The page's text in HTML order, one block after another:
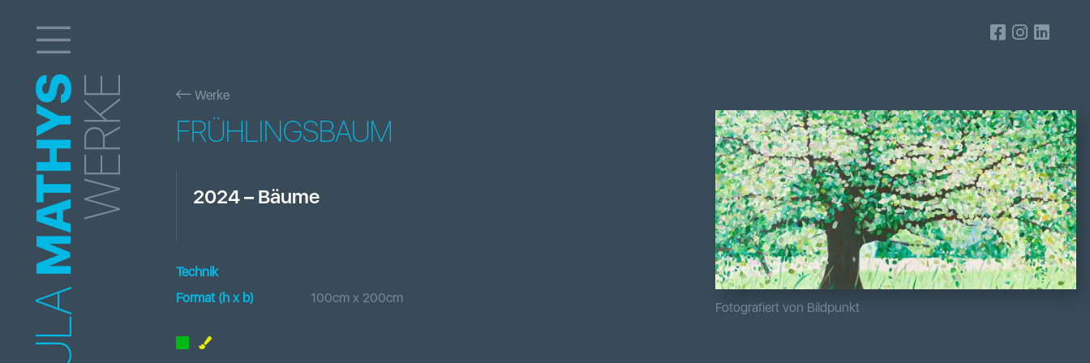
MATHYSWERKE Werke
FRÜHLINGSBAUM
2024– Bäume
Technik
Format (h x b) 100cm x 200cm
Fotografiert von Bildpunkt